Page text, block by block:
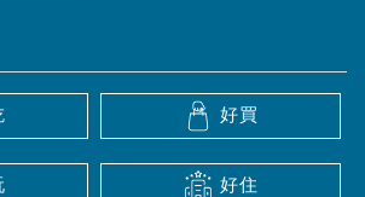
好買
好住